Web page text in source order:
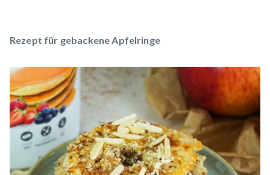
Rezept für gebackene Apfelringe